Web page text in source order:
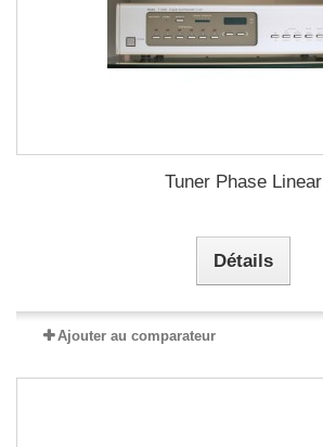
Tuner Phase Linear
Détails
Ajouter au comparateur